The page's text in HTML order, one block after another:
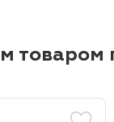
товаром